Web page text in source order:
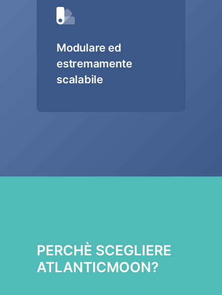
Modulare ed
estremamente
scalabile
PERCHÈ SCEGLIERE
ATLANTICMOON?